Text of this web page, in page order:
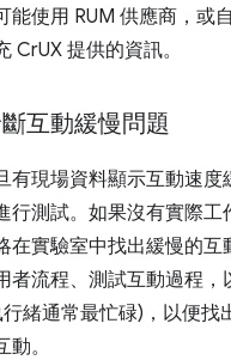
能使用 RUM 供應商，或
CrUX 提供的資訊。
互動緩慢問題
有現場資料顯示互動速度
行測試。如果沒有實際工
在實驗室中找出緩慢的互
者流程、測試互動過程，
緒通常最忙碌)，以便找
。